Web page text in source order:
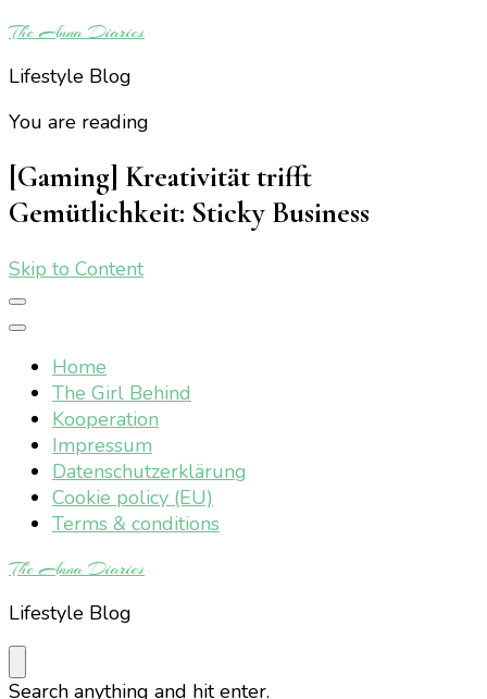
The Anna Diaries
Lifestyle Blog
You are reading
[Gaming] Kreativität trifft
Gemütlichkeit: Sticky Business
Skip to Content
Home
The Girl Behind
Kooperation
Impressum
Datenschutzerklärung
Cookie policy (EU)
Terms & conditions
The Anna Diaries
Lifestyle Blog
Looking
Search anything and hit enter.